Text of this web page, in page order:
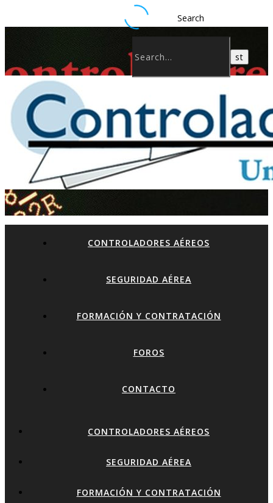
Search
CONTROLADORES AÉREOS
SEGURIDAD AÉREA
FORMACIÓN Y CONTRATACIÓN
FOROS
CONTACTO
CONTROLADORES AÉREOS
SEGURIDAD AÉREA
FORMACIÓN Y CONTRATACIÓN